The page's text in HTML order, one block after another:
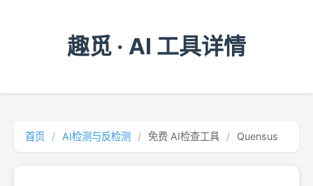
趣觅 · AI 工具详情
首页 / AI检测与反检测 / 免费 AI检查工具 / Quensus